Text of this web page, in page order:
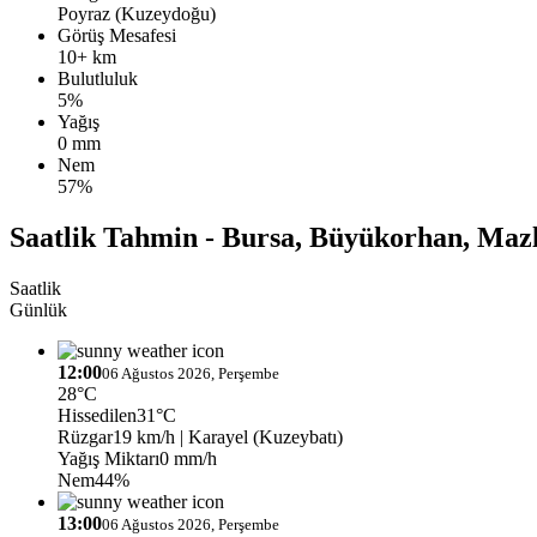
Poyraz (Kuzeydoğu)
Görüş Mesafesi
10+ km
Bulutluluk
5%
Yağış
0 mm
Nem
57%
Saatlik Tahmin - Bursa, Büyükorhan,
Saatlik
Günlük
12:0006 Ağustos 2026, Perşembe
28°C
Hissedilen31°C
Rüzgar19 km/h | Karayel (Kuzeybatı)
Yağış Miktarı0 mm/h
Nem44%
13:0006 Ağustos 2026, Perşembe